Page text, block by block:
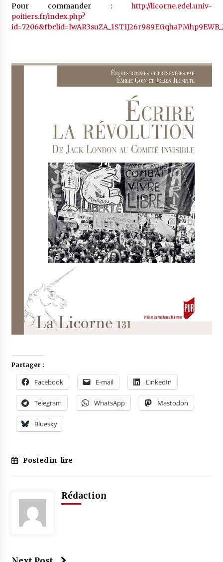
Pour commander : http://licorne.edel.univ-
poitiers.fr/index.php?
Partager :
Facebook E-mail LinkedIn
Telegram WhatsApp Mastodon
Bluesky
Posted in lire
Rédaction